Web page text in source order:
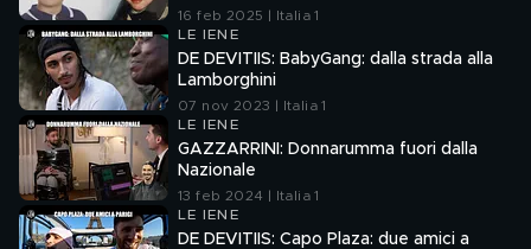
16 feb 2025 | Italia 1
LE IENE
DE DEVITIIS: BabyGang: dalla strada alla
Lamborghini
07 nov 2023 | Italia 1
LE IENE
GAZZARRINI: Donnarumma fuori dalla
Nazionale
13 feb 2024 | Italia 1
LE IENE
DE DEVITIIS: Capo Plaza: due amici a